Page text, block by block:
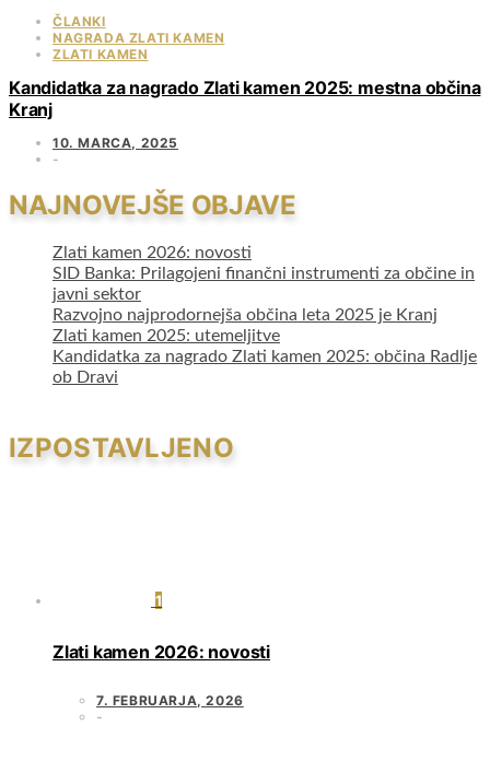
ČLANKI
NAGRADA ZLATI KAMEN
ZLATI KAMEN
Kandidatka za nagrado Zlati kamen 2025: mestna občina
Kranj
10. MARCA, 2025
NAJNOVEJŠE OBJAVE
Zlati kamen 2026: novosti
SID Banka: Prilagojeni finančni instrumenti za občine in
javni sektor
Razvojno najprodornejša občina leta 2025 je Kranj
Zlati kamen 2025: utemeljitve
Kandidatka za nagrado Zlati kamen 2025: občina Radlje
ob Dravi
IZPOSTAVLJENO
1
Zlati kamen 2026: novosti
7. FEBRUARJA, 2026